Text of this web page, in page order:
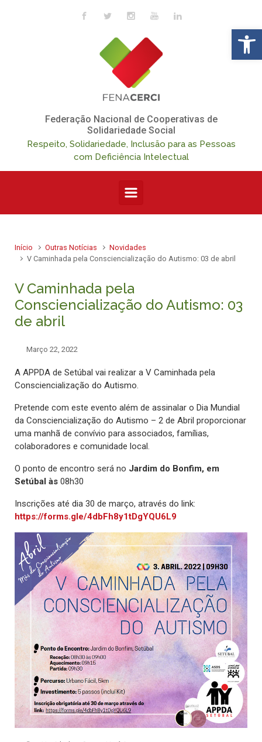
Skip to main content
Federação Nacional de Cooperativas de
Solidariedade Social
Respeito, Solidariedade, Inclusão para as Pessoas
com Deficiência Intelectual
Início Outras Notícias
Novidades
V Caminhada pela Consciencialização do Autismo: 03 de abril
V Caminhada pela
Consciencialização do Autismo: 03
de abril
Março 22, 2022
A APPDA de Setúbal vai realizar a V Caminhada pela
Consciencialização do Autismo.
Pretende com este evento além de assinalar o Dia Mundial
da Consciencialização do Autismo – 2 de Abril proporcionar
uma manhã de convívio para associados, famílias,
colaboradores e comunidade local.
O ponto de encontro será no Jardim do Bonfim, em
Setúbal às 08h30
Inscrições até dia 30 de março, através do link:
https://forms.gle/4dbFh8y1tDgYQU6L9